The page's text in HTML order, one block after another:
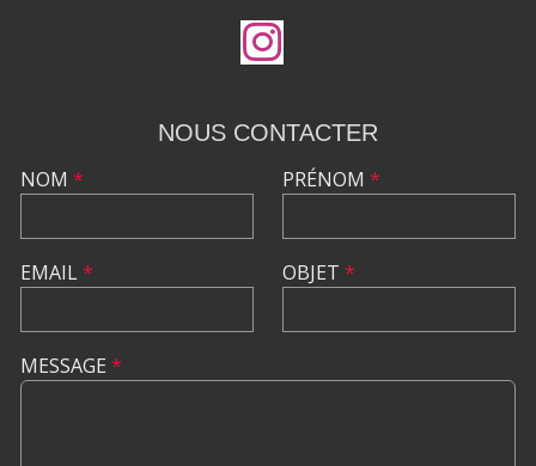
NOUS CONTACTER
NOM *
EMAIL*
PRÉNOM *
OBJET *
MESSAGE *